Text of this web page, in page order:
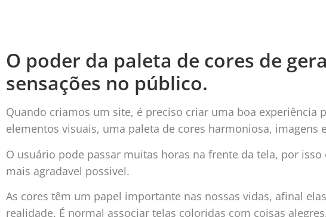
O poder da paleta de cores de
sensações no público.
Quando criamos um site, é preciso criar uma boa experiência
elementos visuais, uma paleta de cores harmoniosa, imagens
O usuário pode passar muitas horas na frente da tela, por
mais agradavel possivel.
As cores têm um papel importante nas nossas vidas, afinal
realidade. É normal associar telas coloridas com coisas